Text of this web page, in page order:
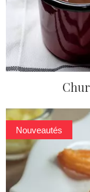
Nouveautés